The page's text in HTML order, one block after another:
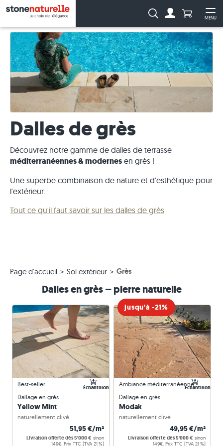
MENU
Recherche :Anzahl
Dalles de grès
Découvrez notre gamme de dalles de terrasse
méditerranéennes & modernes en grès !
Une superbe combinaison de nature et d'esthétique pour
l'extérieur.
Tout ce qu'il faut savoir sur les dalles de grès
Page d'accueil Sol extérieur Grès
Dalles en grès – pierre naturelle
Dallage en grès
Yellow Mint
naturellement clivé
51,95 €/m²
Livraison offerte dès 5'000 € sinon
149€. Prix TTC (TVA 21 %)
Best-seller Échantillon
Dallage en grès
Modak
naturellement clivé
49,95 €/m²
Livraison offerte dès 5'000 € sinon
149€. Prix TTC (TVA 21 %)
jusqu'à -21%
Ambiance méditerranéenneÉchantillon